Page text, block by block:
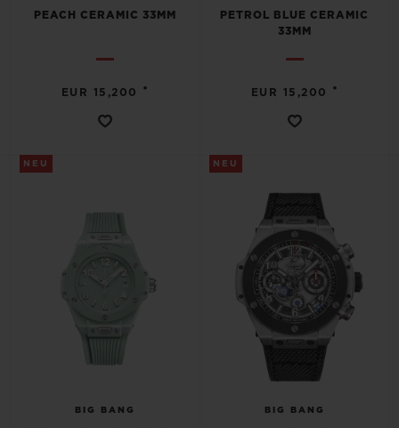
PEACH CERAMIC 33MM
EUR 15,200 •
PETROL BLUE CERAMIC
33MM
EUR 15,200 •
NEU
BIG BANG
NEU
BIG BANG